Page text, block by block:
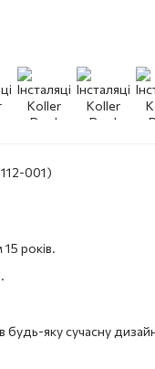
001)
років.
яку сучасну